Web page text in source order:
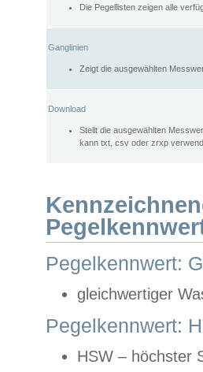
Die Pegellisten zeigen alle
Ganglinien
Zeigt die ausgewählten
Download
Stellt die ausgewählten
kann txt, csv oder zrxp
Pegelkennwert:
gleichwertiger
Pegelkennwert:
HSW – höchster